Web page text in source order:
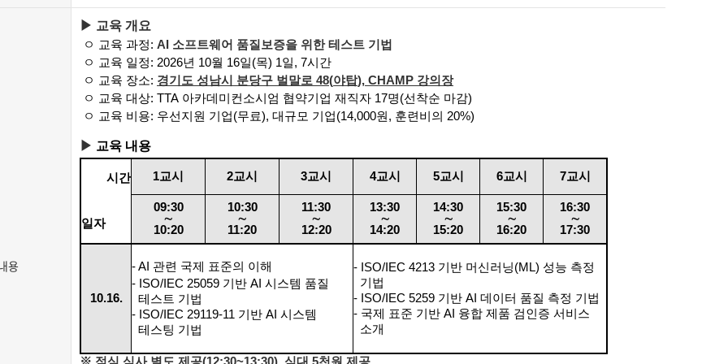
용
▶ 교육 개요
ㅇ 교육 과정: AI 소프트웨어 품질보증을 위한 테스트 기법
ㅇ 교육 일정: 2026년 10월 16일(목) 1일, 7시간
ㅇ 교육 장소: 경기도 성남시 분당구 벌말로 48(야탑), CHAMP 강의장
ㅇ 교육 대상: TTA 아카데미컨소시엄 협약기업 재직자 17명(선착순 마감)
ㅇ 교육 비용: 우선지원 기업(무료), 대규모 기업(14,000원 , 훈련비의 20%)
▶ 교육 내용
시간
일자
1교시 2교시 3교시 4교시 5교시 6교시 7교시
09:30
∼
10:20
10:30
∼
11:20
11:30
∼
12:20
13:30
∼
14:20
14:30
∼
15:20
15:30
∼
16:20
16:30
∼
17:30
10.16.
- AI 관련 국제 표준의 이해
- ISO/IEC 25059 기반 AI 시스템 품질
테스트 기법
- ISO/IEC 29119-11 기반 AI 시스템
테스팅 기법
- ISO/IEC 4213 기반 머신러닝(ML) 성능 측정
기법
- ISO/IEC 5259 기반 AI 데이터 품질 측정 기법
- 국제 표준 기반 AI 융합 제품 검인증 서비스
소개